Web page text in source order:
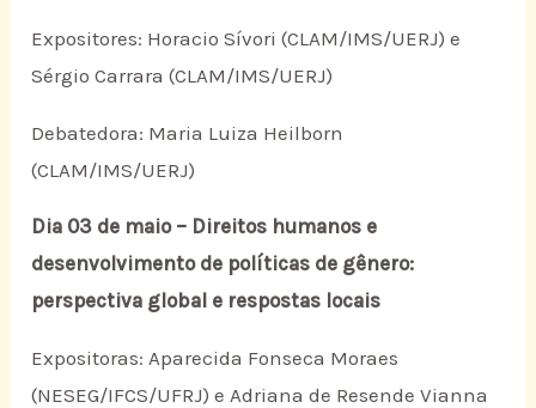
Expositores: Horacio Sívori (CLAM/IMS/UERJ) e
Sérgio Carrara (CLAM/IMS/UERJ)
Debatedora: Maria Luiza Heilborn
(CLAM/IMS/UERJ)
Dia 03 de maio – Direitos humanos e
desenvolvimento de políticas de gênero:
perspectiva global e respostas locais
Expositoras: Aparecida Fonseca Moraes
(NESEG/IFCS/UFRJ) e Adriana de Resende Vianna